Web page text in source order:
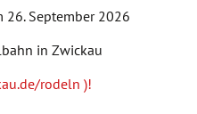
26. September 2026
in Zwickau
rodeln )!